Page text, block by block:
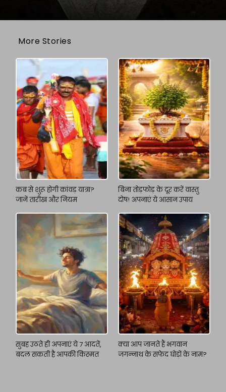
More Stories
कब से शुरू होगी कांवड़ यात्रा?
जानें तारीख और नियम
बिना तोड़फोड़ के दूर करें वास्तु
दोष! अपनाएं ये आसान उपाय
सुबह उठते ही अपनाएं ये 7 आदतें,
बदल सकती है आपकी किस्मत
क्या आप जानते हैं भगवान
जगन्नाथ के सफेद घोड़ों के नाम?